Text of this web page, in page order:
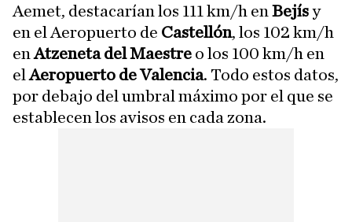
Aemet, destacarían los 111 km/h en Bejísy
en el Aeropuerto de Castellón, los 102 km/h
enAtzeneta del Maestre o los 100 km/h en
elAeropuerto de Valencia. Todo estos datos,
por debajo del umbral máximo por el que se
establecen los avisos en cada zona.